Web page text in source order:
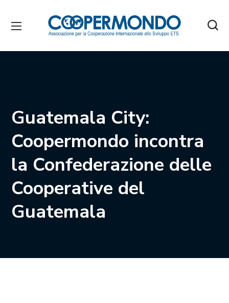
Guatemala City:
Coopermondo incontra
la Confederazione delle
Cooperative del
Guatemala